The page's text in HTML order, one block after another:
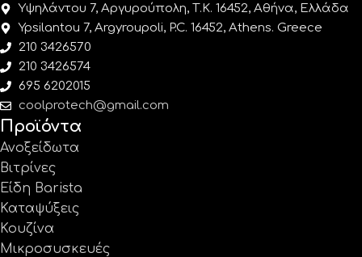
Υψηλάντου 7, Αργυρούπολη, Τ.Κ. 16452, Αθήνα, Ελλάδα
Ypsilantou 7, Argyroupoli, P.C. 16452, Athens. Greece
210 3426570
210 3426574
695 6202015
coolprotech@gmail.com
Προϊόντα
Ανοξείδωτα
Βιτρίνες
Είδη Barista
Καταψύξεις
Κουζίνα
Μικροσυσκευές